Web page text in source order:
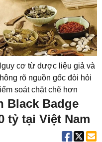
cơ từ dược liệu giả và
rõ nguồn gốc đòi hỏi
soát chặt chẽ hơn
Black Badge
tỷ tại Việt Nam